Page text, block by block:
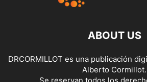
ABOUT US
DRCORMILLOT es una publicación
Alberto Cormillot.